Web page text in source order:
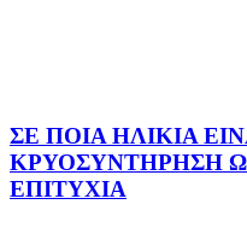
ΣΕ ΠΟΙΑ ΗΛΙΚΙΑ
ΚΡΥΟΣΥΝΤΗΡΗΣΗ
ΕΠΙΤΥΧΙΑ